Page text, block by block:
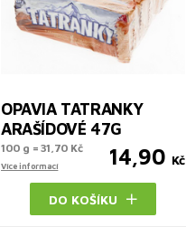
OPAVIA TATRANKY
ARAŠÍDOVÉ 47G
100 g = 31,70 Kč
Více informací 14,90 Kč
DO KOŠÍKU